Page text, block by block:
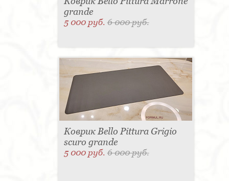
grande
5 000 руб.6 000 руб.
Коврик Bello Pittura Grigio
scuro grande
5 000 руб.6 000 руб.